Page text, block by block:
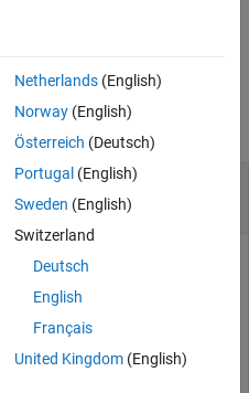
RF data converter
object
as ansoc.RFDataConverter
connected SoC device. Use
of this object to configure
Netherlands(English)
Norway(English)
Österreich (Deutsch)
Portugal (English)
Sweden (English)
Switzerland
Deutsch
English
Français
United Kingdom(English)